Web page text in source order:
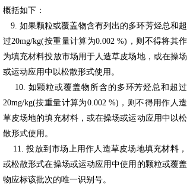
概括如下：
9. 如果颗粒或覆盖物含有列出的多环芳烃总和超
过20mg/kg(按重量计算为0.002 %)，则不得将其作
为填充材料投放市场用于人造草皮场地，或在操场
或运动应用中以松散形式使用。
10. 如颗粒或覆盖物所含的多环芳烃总和超过
20mg/kg(按重量计算为0.002 %)，则不得用作人造
草皮场地的填充材料，或在操场或运动应用中以松
散形式使用。
11. 投放到市场上用作人造草皮场地填充材料，
或松散形式在操场或运动应用中使用的颗粒或覆盖
物应标该批次的唯一识别号。